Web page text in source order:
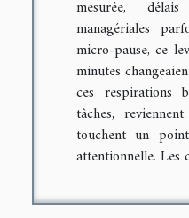
mesurée,
managériales
micro-pause, ce
minutes
ces respirations
tâches,
touchent un
attentionnelle. Les